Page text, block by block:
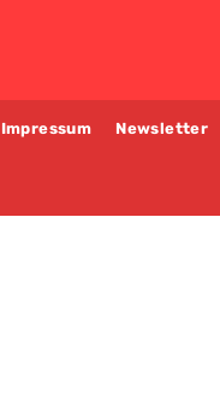
Impressum Newsletter